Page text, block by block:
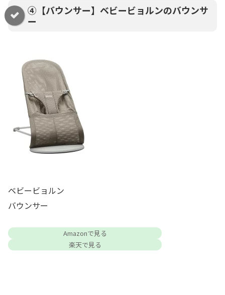
④【バウンサー】ベビービョルンのバウンサ
ー
ベビービョルン
バウンサー
Amazonで見る
楽天で見る